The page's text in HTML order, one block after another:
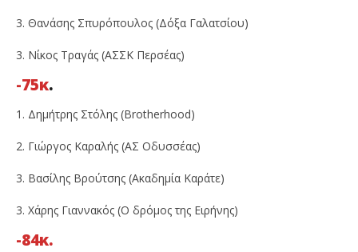
3. Θανάσης Σπυρόπουλος (Δόξα Γαλατσίου)
3. Νίκος Τραγάς (ΑΣΣΚ Περσέας)
-75κ.
1. Δημήτρης Στόλης (Brotherhood)
2. Γιώργος Καραλής (ΑΣ Οδυσσέας)
3. Βασίλης Βρούτσης (Ακαδημία Καράτε)
3. Χάρης Γιαννακός (Ο δρόμος της Ειρήνης)
-84κ.